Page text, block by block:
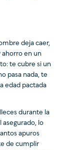
deja caer,
ahorro en un
te cubre si un
pasa nada, te
edad pactada
durante la
asegurado, lo
apuros
de cumplir